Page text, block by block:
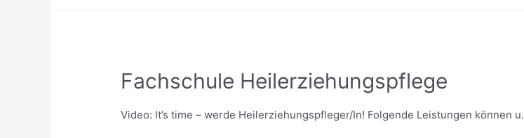
Fachschule Heilerziehungspflege
Video: It’s time – werde Heilerziehungspfleger/In! Folgende Leistungen können